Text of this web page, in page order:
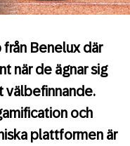
Benelux där
när de ägnar sig
välbefinnande.
och
plattformen är